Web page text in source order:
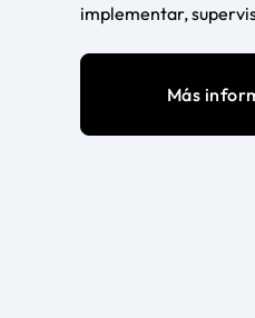
implementar,
Más